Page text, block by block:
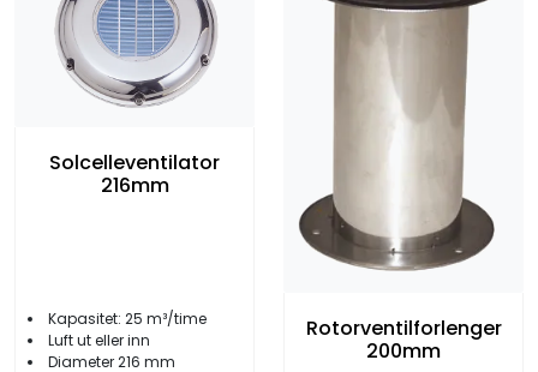
Solcelleventilator
216mm
Kapasitet: 25 m³/time
Luft ut eller inn
Diameter 216 mm
Rotorventilforlenger
200mm